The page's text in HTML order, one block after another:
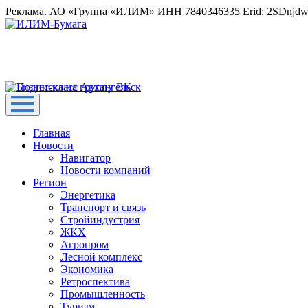
Реклама. АО «Группа «ИЛИМ» ИНН 7840346335 Erid:
Главная
Новости
Навигатор
Новости компаний
Регион
Энергетика
Транспорт и связь
Стройиндустрия
ЖКХ
Агропром
Лесной комплекс
Экономика
Ретроспектива
Промышленность